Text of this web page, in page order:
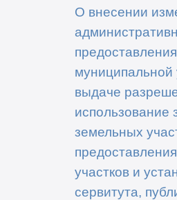
О внесении
предоставления
муниципальной
выдаче
использование
земельных
участков и
сервитута,